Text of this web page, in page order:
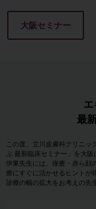
最
この度、立川皮膚科クリニッ
ぶ 最新臨床セミナー」を大
伊東先生には、痤瘡・赤ら顔
療にすぐに活かせるヒントが
診療の幅の拡大をお考えの先